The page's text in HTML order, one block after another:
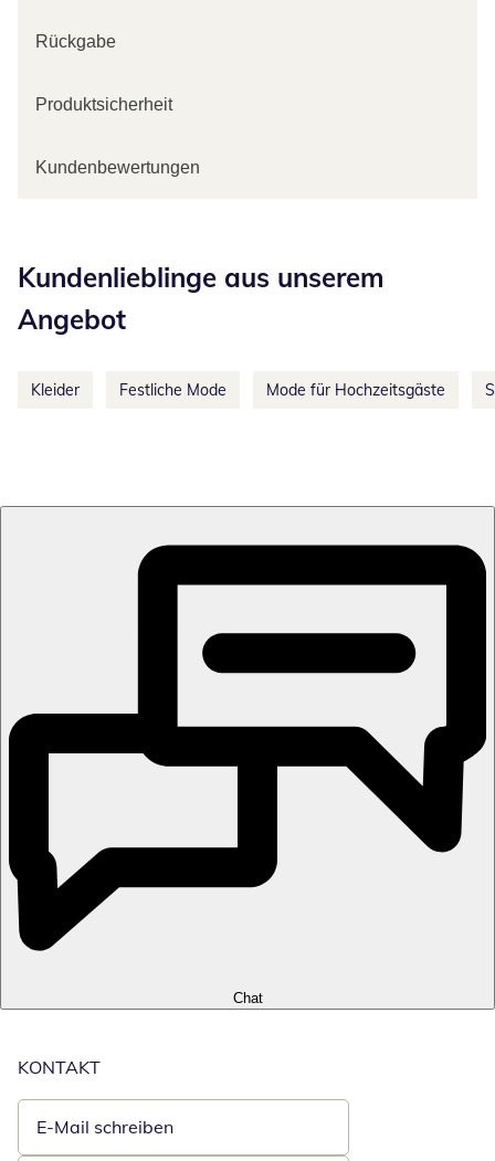
Rückgabe
Produktsicherheit
Kundenbewertungen
Kundenlieblinge aus unserem
Angebot
Kleider Festliche Mode Mode für Hochzeitsgäste
Chat
KONTAKT
E-Mail schreiben
Öffnet E-Mail-Client